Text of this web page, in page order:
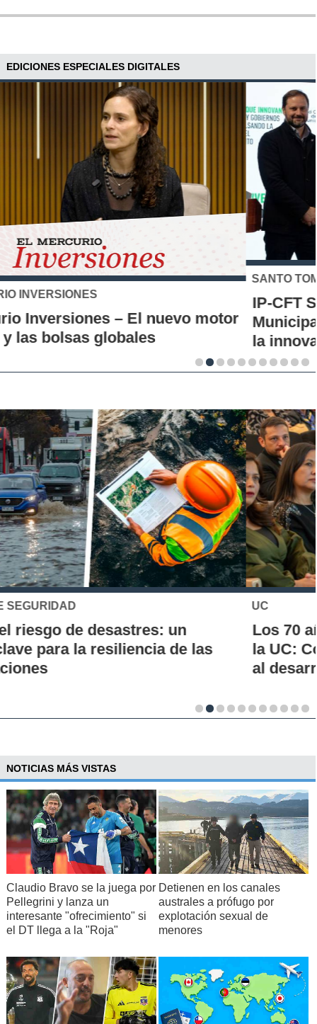
EDICIONES ESPECIALES DIGITALES
SANTO TOMÁS
IP-CFT Santo Tomás y Red de Hubs
Municipales firman alianza para impulsar
la innovación en los territorios
UC
Los 70 años de la Carrera de Química de
la UC: Conoce su historia, hitos y aporte
al desarrollo científico del país
NOTICIAS MÁS VISTAS
Claudio Bravo se la juega por
Pellegrini y lanza un
interesante "ofrecimiento" si
el DT llega a la "Roja"
Detienen en los canales
australes a prófugo por
explotación sexual de
menores